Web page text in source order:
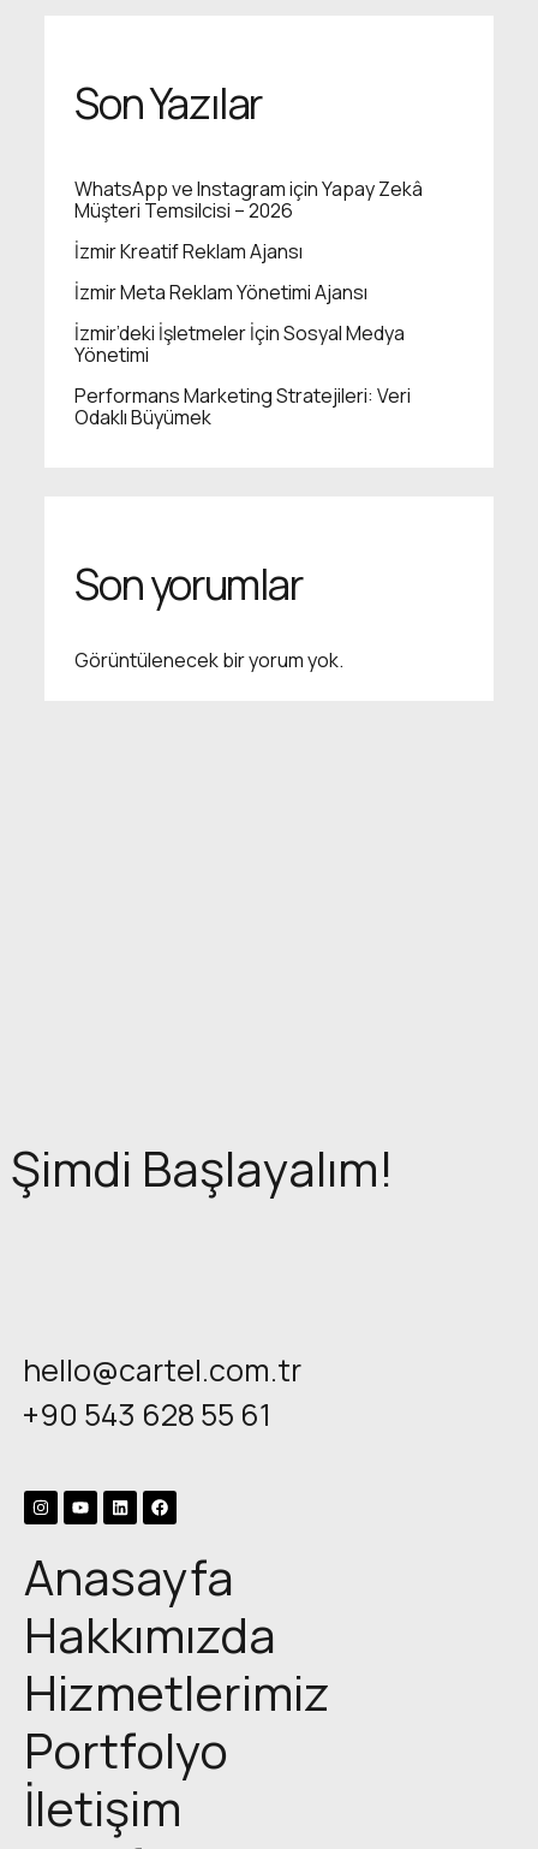
Son Yazılar
WhatsApp ve Instagram için Yapay Zekâ
Müşteri Temsilcisi – 2026
İzmir Kreatif Reklam Ajansı
İzmir Meta Reklam Yönetimi Ajansı
İzmir’deki İşletmeler İçin Sosyal Medya
Yönetimi
Performans Marketing Stratejileri: Veri
Odaklı Büyümek
Son yorumlar
Görüntülenecek bir yorum yok.
Şimdi Başlayalım!
hello@cartel.com.tr
+90 543 628 55 61
Anasayfa
Hakkımızda
Hizmetlerimiz
Portfolyo
İletişim